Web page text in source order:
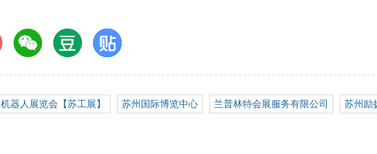
器人展览会【苏工展】 苏州国际博览中心 兰普林特会展服务有限公司 苏州励